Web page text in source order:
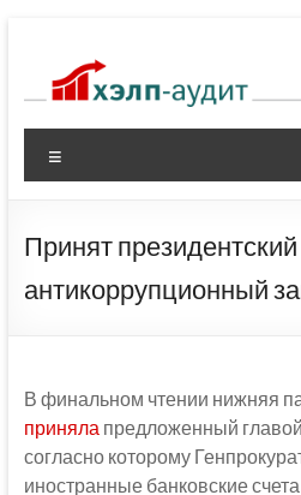
содержимому
Принят президентский
антикоррупционный
В финальном чтении нижняя
приняла предложенный главой
согласно которому
иностранные банковские